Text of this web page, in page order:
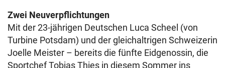
Zwei Neuverpflichtungen
Mit der 23-jährigen Deutschen Luca Scheel (von
Turbine Potsdam) und der gleichaltrigen Schweizerin
Joelle Meister – bereits die fünfte Eidgenossin, die
Sportchef Tobias Thies in diesem Sommer ins